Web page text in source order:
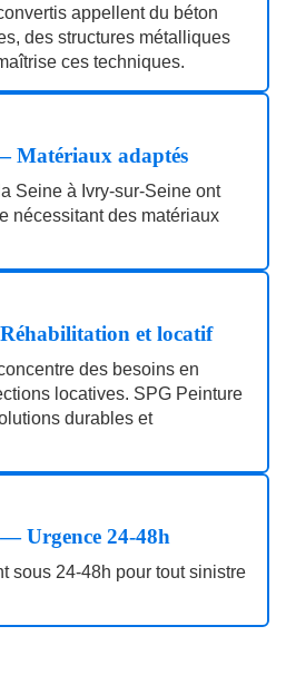
appellent du béton
des structures métalliques
ces techniques.
Matériaux adaptés
Seine à Ivry‑sur‑Seine ont
nécessitant des matériaux
et locatif
des besoins en
locatives. SPG Peinture
durables et
Urgence 24‑48h
sous 24‑48h pour tout sinistre